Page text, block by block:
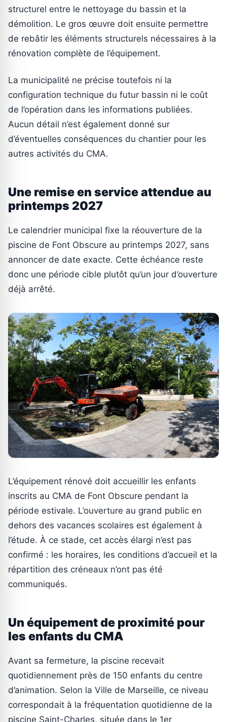
structurel entre le nettoyage du bassin et la
démolition. Le gros œuvre doit ensuite permettre
de rebâtir les éléments structurels nécessaires à la
rénovation complète de l’équipement.
La municipalité ne précise toutefois ni la
configuration technique du futur bassin ni le coût
de l’opération dans les informations publiées.
Aucun détail n’est également donné sur
d’éventuelles conséquences du chantier pour les
autres activités du CMA.
Une remise en service attendue au
printemps 2027
Le calendrier municipal fixe la réouverture de la
piscine de Font Obscure au printemps 2027, sans
annoncer de date exacte. Cette échéance reste
donc une période cible plutôt qu’un jour d’ouverture
déjà arrêté.
L’équipement rénové doit accueillir les enfants
inscrits au CMA de Font Obscure pendant la
période estivale. L’ouverture au grand public en
dehors des vacances scolaires est également à
l’étude. À ce stade, cet accès élargi n’est pas
confirmé : les horaires, les conditions d’accueil et la
répartition des créneaux n’ont pas été
communiqués.
Un équipement de proximité pour
les enfants du CMA
Avant sa fermeture, la piscine recevait
quotidiennement près de 150 enfants du centre
d’animation. Selon la Ville de Marseille, ce niveau
correspondait à la fréquentation quotidienne de la
piscine Saint-Charles, située dans le 1er